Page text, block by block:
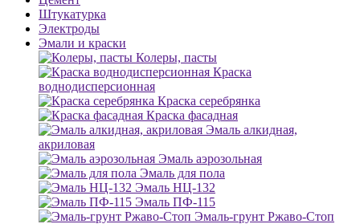
Штукатурка
Электроды
Эмали и краски
Колеры, пасты
Краска
воднодисперсионная
Краска серебрянка
Краска фасадная
Эмаль алкидная,
акриловая
Эмаль аэрозольная
Эмаль для пола
Эмаль НЦ-132
Эмаль ПФ-115
Эмаль-грунт Ржаво-Стоп